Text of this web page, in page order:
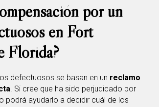
por un
en Fort
Florida?
defectuosos se basan en un reclamo
. Si cree que ha sido perjudicado por
podrá ayudarlo a decidir cuál de los